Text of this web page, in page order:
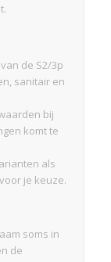
de S2/3p
sanitair en
bij
komt te
als
je keuze.
soms in
de